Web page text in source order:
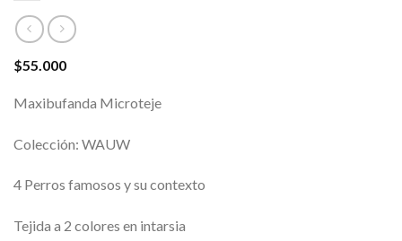
$55.000
Maxibufanda Microteje
Colección: WAUW
4 Perros famosos y su contexto
Tejida a 2 colores en intarsia